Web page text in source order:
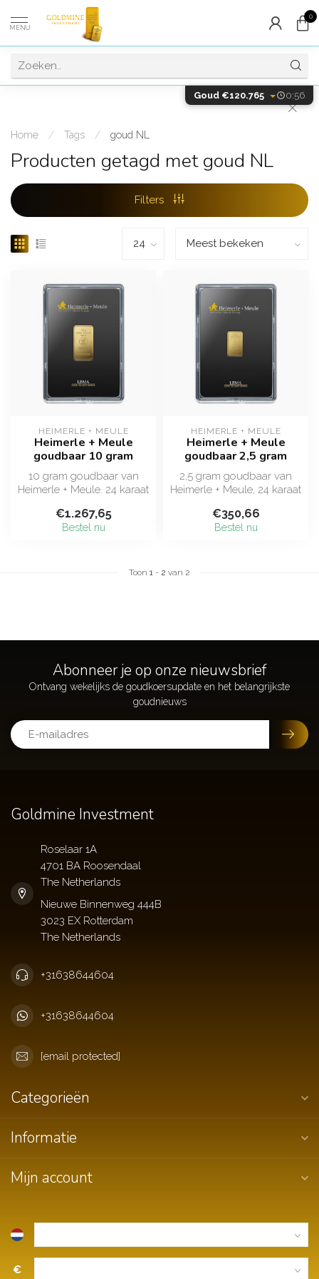
MENU
0
Home / Tags / goud NL
Producten getagd met goud NL
Filters
HEIMERLE + MEULE
Heimerle + Meule
goudbaar 10 gram
10 gram goudbaar van
Heimerle + Meule. 24 karaat
gekeurd...
€1.267,65
Bestel nu
HEIMERLE + MEULE
Heimerle + Meule
goudbaar 2,5 gram
2,5 gram goudbaar van
Heimerle + Meule, 24 karaat
doo...
€350,66
Bestel nu
Toon 1 - 2 van 2
Abonneer je op onze nieuwsbrief
Goldmine Investment
Roselaar 1A
4701 BA Roosendaal
The Netherlands
+31638644604
+31638644604
[email protected]
Categorieën
Informatie
Mijn account
€
Goud €120.765 0:56